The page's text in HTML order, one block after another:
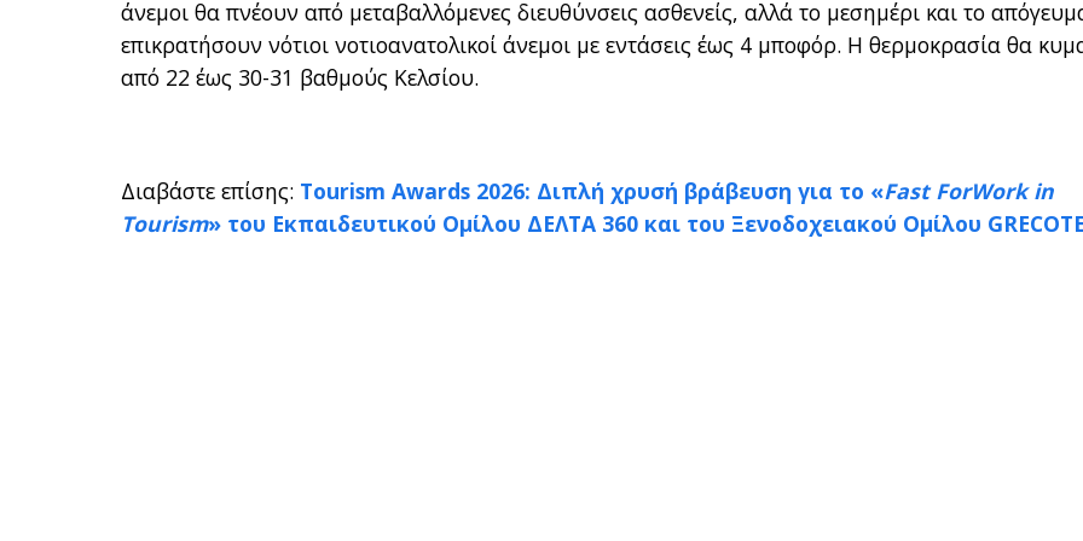
άνεμοι θα πνέουν από μεταβαλλόμενες διευθύνσεις ασθενείς, αλλά το μεσημέρι και το
επικρατήσουν νότιοι νοτιοανατολικοί άνεμοι με εντάσεις έως 4 μποφόρ. Η θερμοκρασία θα
από 22 έως 30-31 βαθμούς Κελσίου.
Διαβάστε επίσης: Tourism Awards 2026: Διπλή χρυσή βράβευση για το «Fast ForWork in
Tourism» του Εκπαιδευτικού Ομίλου ΔΕΛΤΑ 360 και του Ξενοδοχειακού Ομίλου